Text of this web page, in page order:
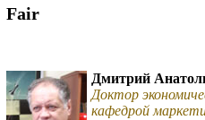
Fair
Дмитрий
Доктор
кафедрой